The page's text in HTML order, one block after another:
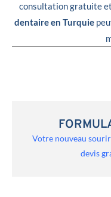
consultation gratuite
dentaire en Turquie
Votre nouveau
devis